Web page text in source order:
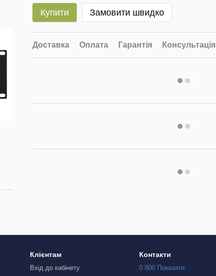
Купити Замовити швидко
Доставка Оплата Гарантія Консультація
Клієнтам
Вхід до кабінету
Контакти
0 800 Показати